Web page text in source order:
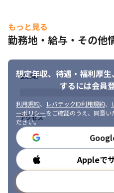
私たちが、エンジニアの希望を尊
”やりたいことが出来る環境”が成
す。
もっと見る
勤務地・給与・その他
想定年収、待遇・福利厚生、
するには会員
利用規約、 レバテックID利用規約、
ーポリシーをご確認のうえ、同意い
ださい。
Appleで
勤務地
アクセス
勤務時間